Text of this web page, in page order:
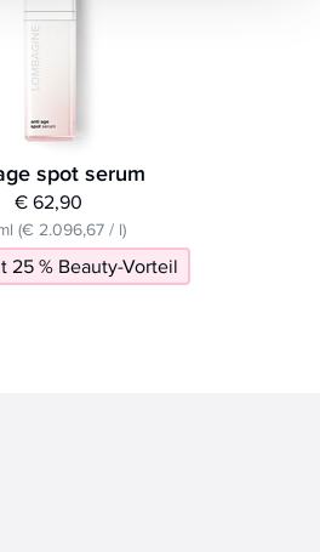
spot serum
€ 62,90
(€ 2.096,67 / l)
25 % Beauty-Vorteil